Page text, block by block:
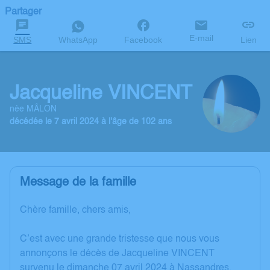
Partager
SMS WhatsApp Facebook E-mail Lien
Jacqueline VINCENT
née MÂLON
décédée le 7 avril 2024 à l'âge de 102 ans
Message de la famille
Chère famille, chers amis,
C’est avec une grande tristesse que nous vous
annonçons le décès de Jacqueline VINCENT